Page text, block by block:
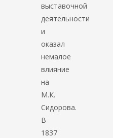
выставочной
деятельности
и
оказал
немалое
влияние
на
М.К.
Сидорова.
В
1837